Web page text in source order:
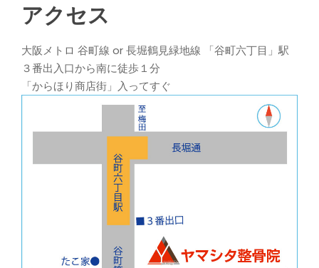
アクセス
大阪メトロ 谷町線 or 長堀鶴見緑地線 「谷町六丁目」駅
３番出入口から南に徒歩１分
「からほり商店街」入ってすぐ